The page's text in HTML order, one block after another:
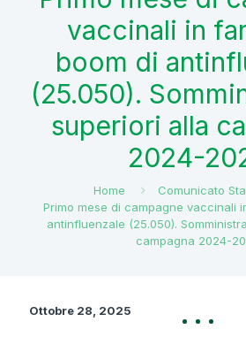
vaccinali in
boom di
(25.050).
superiori alla
2024-
Home
Comunicato
Primo mese di campagne vaccinali
antinfluenzale (25.050).
campagna 2024-
Ottobre 28, 2025